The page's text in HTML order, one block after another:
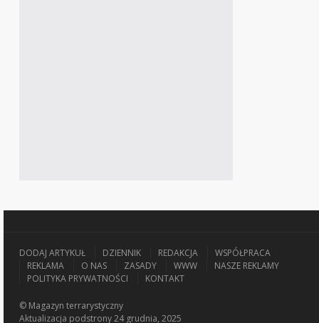
DODAJ ARTYKUŁ DZIENNIK REDAKCJA
WSPÓŁPRACA
REKLAMA
O NAS ZASADY WWW
NASZE REKLAMY
POLITYKA PRYWATNOŚCI
KONTAKT
© Magazyn terrarystyczny
Aktualizacja podstrony 24 grudnia, 2025